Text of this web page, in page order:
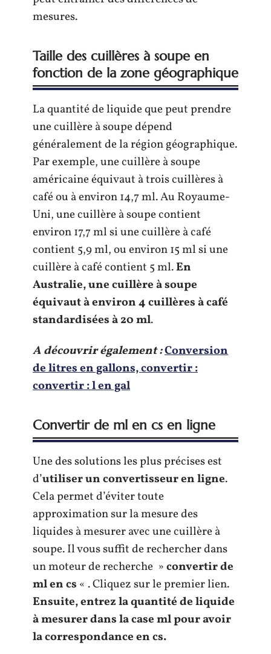
mesures.
Taille des cuillères à soupe en
fonction de la zone géographique
La quantité de liquide que peut prendre
une cuillère à soupe dépend
généralement de la région géographique.
Par exemple, une cuillère à soupe
américaine équivaut à trois cuillères à
café ou à environ 14,7 ml. Au Royaume-
Uni, une cuillère à soupe contient
environ 17,7 ml si une cuillère à café
contient 5,9 ml, ou environ 15 ml si une
cuillère à café contient 5 ml.En
Australie, une cuillère à soupe
équivaut à environ 4 cuillères à café
standardisées à 20 ml.
A découvrir également :Conversion
de litres en gallons, convertir :
convertir : l en gal
Convertir de ml en cs en ligne
Une des solutions les plus précises est
d’utiliser un convertisseur en ligne.
Cela permet d’éviter toute
approximation sur la mesure des
liquides à mesurer avec une cuillère à
soupe. Il vous suffit de rechercher dans
un moteur de recherche »convertir de
ml en cs « . Cliquez sur le premier lien.
Ensuite, entrez la quantité de liquide
à mesurer dans la case ml pour avoir
la correspondance en cs.